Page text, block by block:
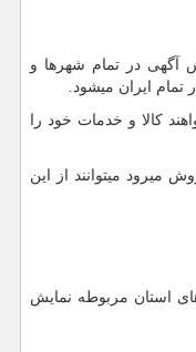
آگهی در تمام شهرها و
ایران میشود.
کالا و خدمات خود را
میرود میتوانند از این
استان مربوطه نمایش